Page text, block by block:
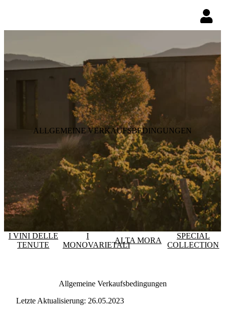
ALLGEMEINE VERKAUFSBEDINGUNGEN
I VINI DELLE
TENUTE
I
MONOVARIETALI
ALTA MORA
SPECIAL
COLLECTION
Allgemeine Verkaufsbedingungen
Letzte Aktualisierung: 26.05.2023